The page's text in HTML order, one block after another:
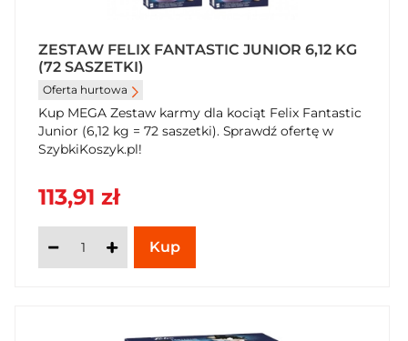
ZESTAW FELIX FANTASTIC JUNIOR 6,12 KG
(72 SASZETKI)
Oferta hurtowa
Kup MEGA Zestaw karmy dla kociąt Felix Fantastic
Junior (6,12 kg = 72 saszetki). Sprawdź ofertę w
SzybkiKoszyk.pl!
113,91 zł